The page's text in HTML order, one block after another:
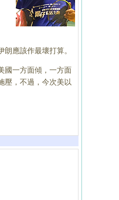
應該作最壞打算。
國一方面傾，一方面
壓，不過，今次美以